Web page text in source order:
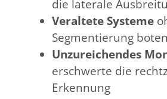
die laterale
Veraltete Systeme
Segmentierung
Unzureichendes
erschwerte die
Erkennung